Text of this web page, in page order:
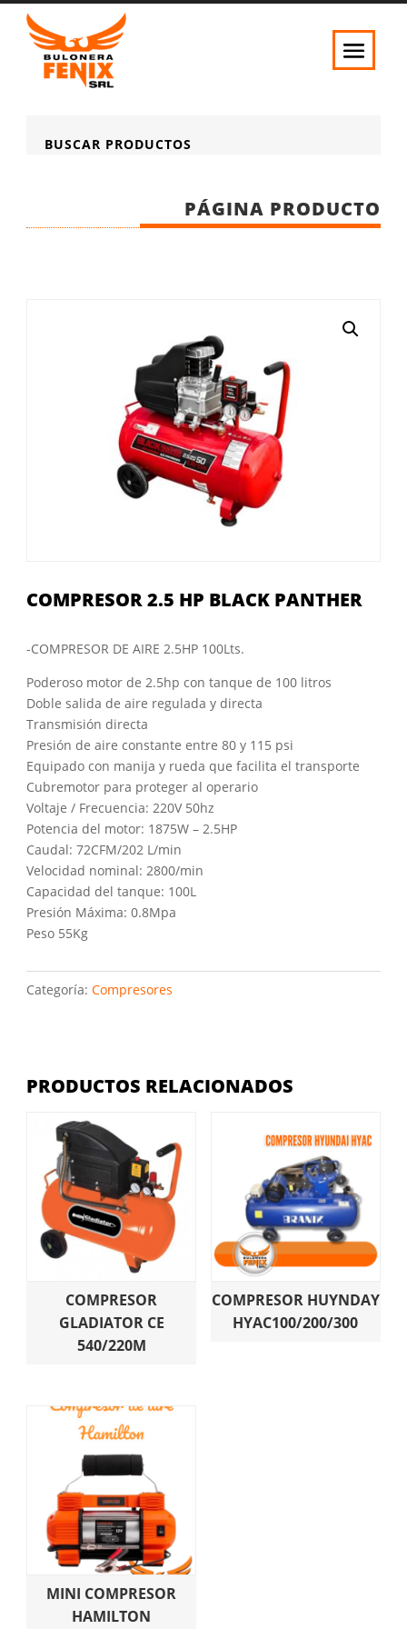
BUSCAR PRODUCTOS
PÁGINA PRODUCTO
COMPRESOR 2.5 HP BLACK PANTHER
-COMPRESOR DE AIRE 2.5HP 100Lts.
Poderoso motor de 2.5hp con tanque de 100 litros
Doble salida de aire regulada y directa
Transmisión directa
Presión de aire constante entre 80 y 115 psi
Equipado con manija y rueda que facilita el transporte
Cubremotor para proteger al operario
Voltaje / Frecuencia: 220V 50hz
Potencia del motor: 1875W – 2.5HP
Caudal: 72CFM/202 L/min
Velocidad nominal: 2800/min
Capacidad del tanque: 100L
Presión Máxima: 0.8Mpa
Peso 55Kg
Categoría:Compresores
PRODUCTOS RELACIONADOS
COMPRESOR
GLADIATOR CE
540/220M
COMPRESOR HUYNDAY
HYAC100/200/300
MINI COMPRESOR
HAMILTON